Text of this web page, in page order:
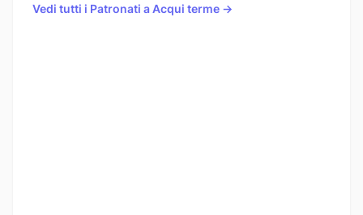
Vedi tutti i Patronati a Acqui terme →